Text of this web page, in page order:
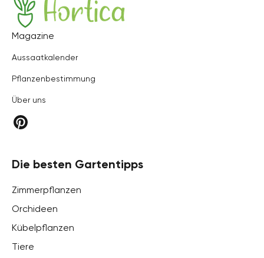
Hortica
Magazine
Aussaatkalender
Pflanzenbestimmung
Über uns
Die besten Gartentipps
Zimmerpflanzen
Orchideen
Kübelpflanzen
Tiere